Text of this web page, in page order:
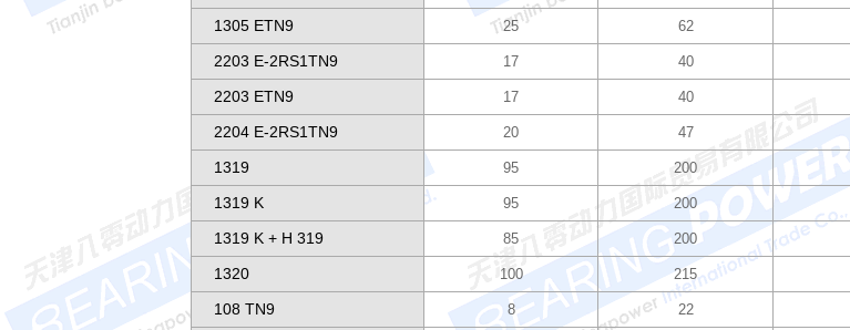
1305 ETN9 25 62
2203 E-2RS1TN9 17 40
2203 ETN9 17 40
2204 E-2RS1TN9 20 47
1319 95 200
1319 K 95 200
1319 K + H 319 85 200
1320 100 215
108 TN9 8 22